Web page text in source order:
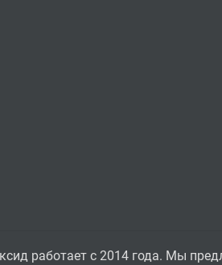
работает с 2014 года. Мы